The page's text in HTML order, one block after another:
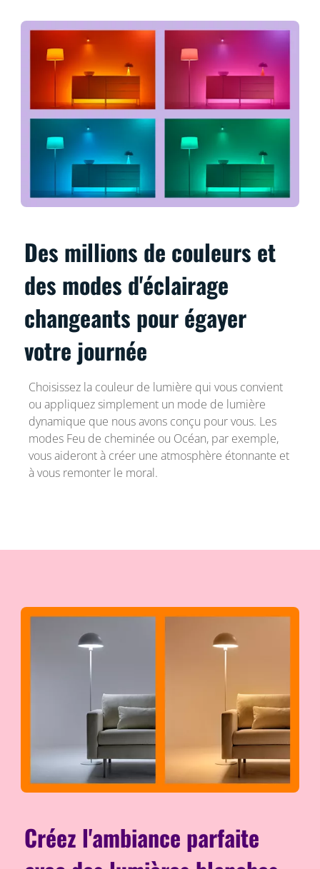
Des millions de couleurs et
des modes d'éclairage
changeants pour égayer
votre journée
Choisissez la couleur de lumière qui vous convient
ou appliquez simplement un mode de lumière
dynamique que nous avons conçu pour vous. Les
modes Feu de cheminée ou Océan, par exemple,
vous aideront à créer une atmosphère étonnante et
à vous remonter le moral.
Créez l'ambiance parfaite